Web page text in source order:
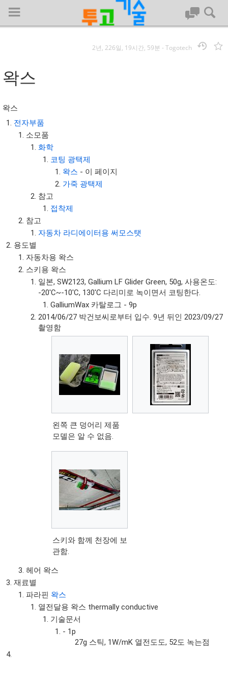
회사명 :
투고기술
| 대표 : 김명기 | 사업자번호 : 142-08-78939
전화 : 031-8065-5299 | 주소 : (16954)) 경기도 용인시 기흥구 흥덕1
로 13, B동(complex동) 1213호(영덕동,흥덕IT밸리)
COPYRIGHT (C) 투고기술 ALL RIGHTS RESEVED
투고기술 위키 저작권
2년, 226일, 19시간, 59분 -Togotech
왁스
왁스
전자부품
소모품
화학
코팅 광택제
왁스 - 이 페이지
가죽 광택제
참고
접착제
참고
자동차 라디에이터용 써모스탯
용도별
자동차용 왁스
스키용 왁스
일본, SW2123, Gallium LF Glider Green, 50g, 사용온도:
-20'C~-10'C, 130'C 다리미로 녹이면서 코팅한다.
GalliumWax 카탈로그 - 9p
2014/06/27 박건보씨로부터 입수. 9년 뒤인 2023/09/27
촬영함
왼쪽 큰 덩어리 제품
모델은 알 수 없음.
스키와 함께 천장에 보
관함.
헤어 왁스
재료별
파라핀 왁스
열전달용 왁스 thermally conductive
기술문서
- 1p
27g 스틱, 1W/mK 열전도도, 52도 녹는점